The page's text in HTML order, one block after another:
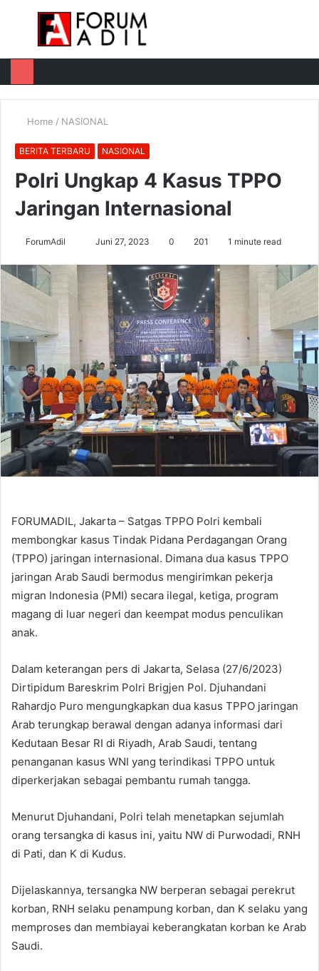
Menu
Home / NASIONAL
BERITA TERBARU NASIONAL
Polri Ungkap 4 Kasus TPPO
Jaringan Internasional
ForumAdil Juni 27, 2023 0 201 1 minute read
FORUMADIL, Jakarta – Satgas TPPO Polri kembali
membongkar kasus Tindak Pidana Perdagangan Orang
(TPPO) jaringan internasional. Dimana dua kasus TPPO
jaringan Arab Saudi bermodus mengirimkan pekerja
migran Indonesia (PMI) secara ilegal, ketiga, program
magang di luar negeri dan keempat modus penculikan
anak.
Dalam keterangan pers di Jakarta, Selasa (27/6/2023)
Dirtipidum Bareskrim Polri Brigjen Pol. Djuhandani
Rahardjo Puro mengungkapkan dua kasus TPPO jaringan
Arab terungkap berawal dengan adanya informasi dari
Kedutaan Besar RI di Riyadh, Arab Saudi, tentang
penanganan kasus WNI yang terindikasi TPPO untuk
diperkerjakan sebagai pembantu rumah tangga.
Menurut Djuhandani, Polri telah menetapkan sejumlah
orang tersangka di kasus ini, yaitu NW di Purwodadi, RNH
di Pati, dan K di Kudus.
Dijelaskannya, tersangka NW berperan sebagai perekrut
korban, RNH selaku penampung korban, dan K selaku yang
memproses dan membiayai keberangkatan korban ke Arab
Saudi.